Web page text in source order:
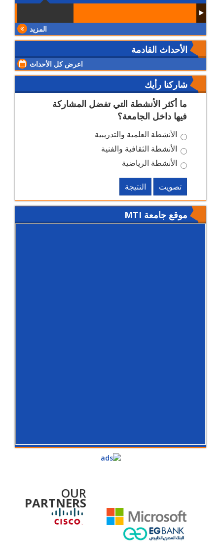
المزيد
الأحداث القادمة
اعرض كل الأحداث
شاركنا رأيك
ما أكثر الأنشطة التي تفضل المشاركة
فيها داخل الجامعة؟
الأنشطة العلمية والتدريبية
الأنشطة الثقافية والفنية
الأنشطة الرياضية
تصويت النتيجة
موقع جامعة MTI
OUR
PARTNERS